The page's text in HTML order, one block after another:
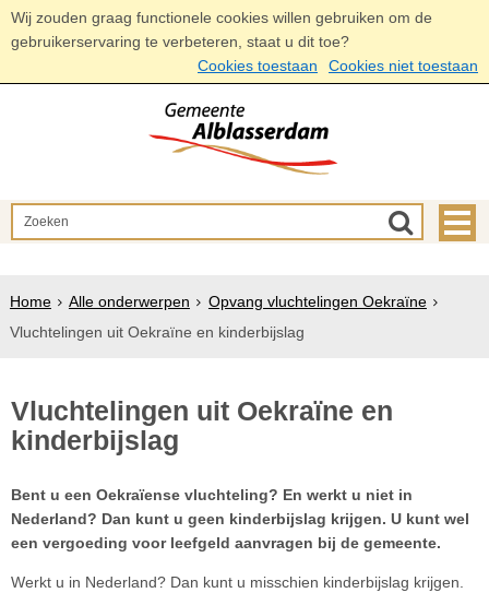
Wij zouden graag functionele cookies willen gebruiken om de
gebruikerservaring te verbeteren, staat u dit toe?
Cookies toestaan
Cookies niet toestaan
Home Alle onderwerpen
Opvang vluchtelingen Oekraïne
Vluchtelingen uit Oekraïne en kinderbijslag
Vluchtelingen uit Oekraïne en
kinderbijslag
Bent u een Oekraïense vluchteling? En werkt u niet in
Nederland? Dan kunt u geen kinderbijslag krijgen. U kunt wel
een vergoeding voor leefgeld aanvragen bij de gemeente.
Werkt u in Nederland? Dan kunt u misschien kinderbijslag krijgen.